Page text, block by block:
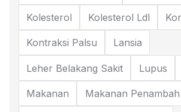
Kolesterol Kolesterol Ldl
Kontraksi Palsu Lansia
Leher Belakang Sakit Lupus
Makanan Makanan